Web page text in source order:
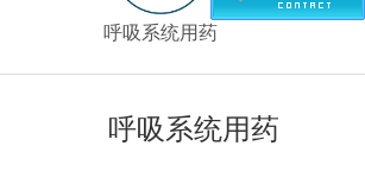
呼吸系统用药
呼吸系统用药